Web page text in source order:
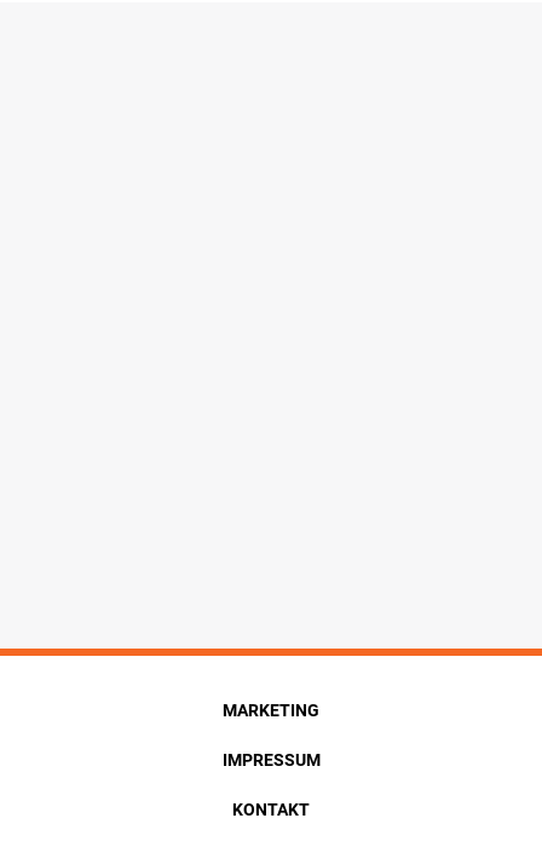
MARKETING
IMPRESSUM
KONTAKT